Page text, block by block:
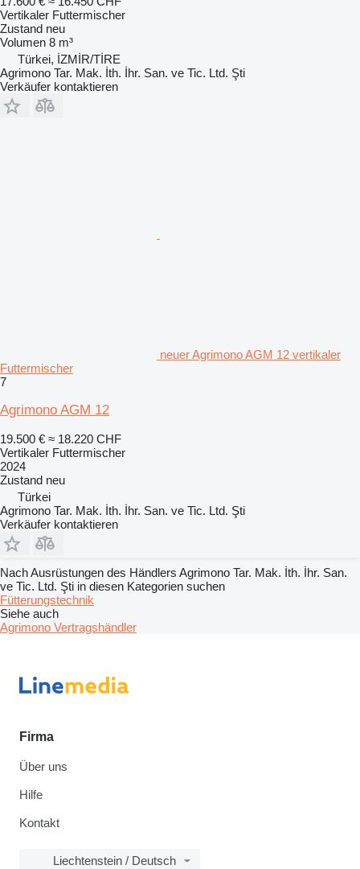
Vertikaler Futtermischer
Zustand neu
Volumen 8 m³
Türkei, İZMİR/TİRE
Agrimono Tar. Mak. İth. İhr. San. ve Tic. Ltd. Şti
Verkäufer kontaktieren
neuer Agrimono AGM 12 vertikaler
Futtermischer
7
Agrimono AGM 12
19.500 € ≈ 18.220 CHF
Vertikaler Futtermischer
2024
Zustand neu
Türkei
Agrimono Tar. Mak. İth. İhr. San. ve Tic. Ltd. Şti
Verkäufer kontaktieren
Nach Ausrüstungen des Händlers Agrimono Tar. Mak. İth. İhr. San.
ve Tic. Ltd. Şti in diesen Kategorien suchen
Fütterungstechnik
Siehe auch
Agrimono Vertragshändler
Firma
Über uns
Hilfe
Kontakt
Liechtenstein / Deutsch